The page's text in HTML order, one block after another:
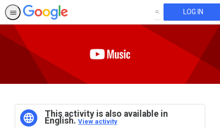
SEARCH LOG IN
This activity is also available in
English. View activity